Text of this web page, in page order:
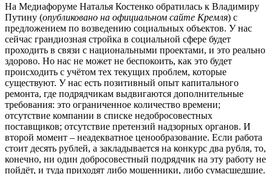
На Медиафоруме Наталья Костенко обратилась к Владимиру
Путину (опубликовано на официальном сайте Кремля) с
предложением по возведению социальных объектов. У нас
сейчас грандиозная стройка в социальной сфере будет
проходить в связи с национальными проектами, и это реально
здорово. Но нас не может не беспокоить, как это будет
происходить с учётом тех текущих проблем, которые
существуют. У нас есть позитивный опыт капитального
ремонта, где подрядчикам выдвигаются дополнительные
требования: это ограниченное количество времени;
отсутствие компании в списке недобросовестных
поставщиков; отсутствие претензий надзорных органов. И
второй момент – неадекватное ценообразование. Если работа
стоит десять рублей, а закладывается на конкурс два рубля, то,
конечно, ни один добросовестный подрядчик на эту работу не
пойдёт, и туда приходят либо мошенники, либо сумасшедшие.